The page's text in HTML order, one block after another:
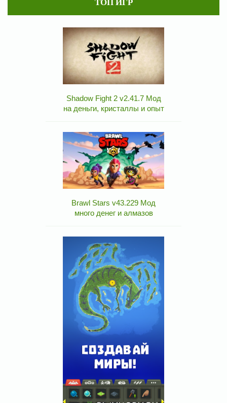
ТОП ИГР
Shadow Fight 2 v2.41.7 Мод
на деньги, кристаллы и опыт
Brawl Stars v43.229 Мод
много денег и алмазов